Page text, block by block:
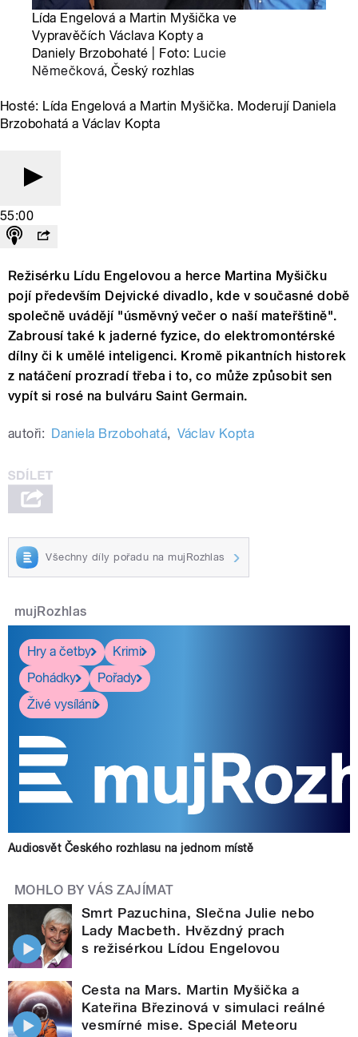
Lída Engelová a Martin Myšička ve
Vypravěčích Václava Kopty a
Daniely Brzobohaté | Foto: Lucie
Němečková, Český rozhlas
Hosté: Lída Engelová a Martin Myšička. Moderují Daniela
Brzobohatá a Václav Kopta
55:00
Režisérku Lídu Engelovou a herce Martina Myšičku
pojí především Dejvické divadlo, kde v současné době
společně uvádějí "úsměvný večer o naší mateřštině".
Zabrousí také k jaderné fyzice, do elektromontérské
dílny či k umělé inteligenci. Kromě pikantních historek
z natáčení prozradí třeba i to, co může způsobit sen
vypít si rosé na bulváru Saint Germain.
autoři: Daniela Brzobohatá, Václav Kopta
Všechny díly pořadu na mujRozhlas
mujRozhlas
Hry a četby
Krimi
Pohádky
Pořady
Živé vysílání
Audiosvět Českého rozhlasu na jednom místě
MOHLO BY VÁS ZAJÍMAT
Smrt Pazuchina, Slečna Julie nebo
Lady Macbeth. Hvězdný prach
s režisérkou Lídou Engelovou
Cesta na Mars. Martin Myšička a
Kateřina Březinová v simulaci reálné
vesmírné mise. Speciál Meteoru